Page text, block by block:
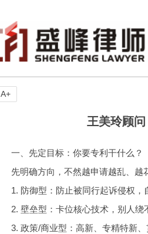
王美玲顾
一、先定目标：你要专利干什么？
先明确方向，不然越申请越乱、越
1. 防御型：防止被同行起诉侵权，
2. 壁垒型：卡位核心技术，别人绕
3. 政策/商业型：高新、专精特新
A+